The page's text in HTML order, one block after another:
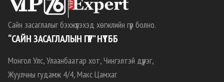
Сайн засаглалыг бэхжүүлэхэд хөгжлийн гүүр болно.
“САЙН ЗАСАГЛАЛЫН ГҮҮР” НҮТББ
Монгол Улс, Улаанбаатар хот, Чингэлтэй дүүрэг,
Жуулчны гудамж 4/4, Макс Цамхаг